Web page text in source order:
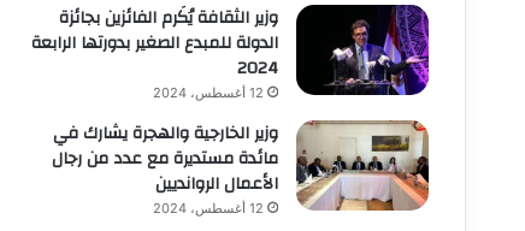
وزير الثقافة يُكَرم الفائزين بجائزة
الدولة للمبدع الصغير بدورتها الرابعة
2024
12 أغسطس، 2024
وزير الخارجية والهجرة يشارك في
مائدة مستديرة مع عدد من رجال
الأعمال الروانديين
12 أغسطس، 2024